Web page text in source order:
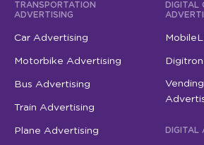
TRANSPORTATION
ADVERTISING
Car Advertising
Motorbike Advertising
Bus Advertising
Train Advertising
Plane Advertising
DIGITAL
DIGITAL